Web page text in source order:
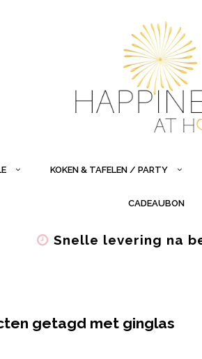
KOKEN & TAFELEN / PARTY
CADEAUBON
Snelle levering na
getagd met ginglas